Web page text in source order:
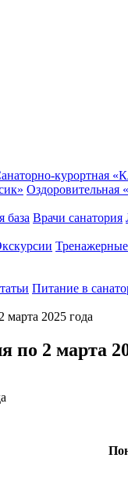
курортная
Оздоровительная
база Врачи санатория
Питание в
марта 2025 года
по 2 марта